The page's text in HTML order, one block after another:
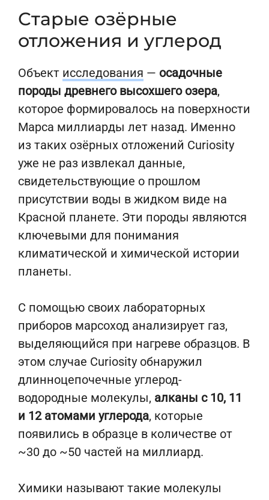
Старые озёрные
отложения и углерод
Объект исследования — осадочные
породы древнего высохшего озера,
которое формировалось на поверхности
Марса миллиарды лет назад. Именно
из таких озёрных отложений Curiosity
уже не раз извлекал данные,
свидетельствующие о прошлом
присутствии воды в жидком виде на
Красной планете. Эти породы являются
ключевыми для понимания
климатической и химической истории
планеты.
С помощью своих лабораторных
приборов марсоход анализирует газ,
выделяющийся при нагреве образцов. В
этом случае Curiosity обнаружил
длинноцепочечные углерод-
водородные молекулы, алканы с 10, 11
и 12 атомами углерода, которые
появились в образце в количестве от
~30 до ~50 частей на миллиард.
Химики называют такие молекулы